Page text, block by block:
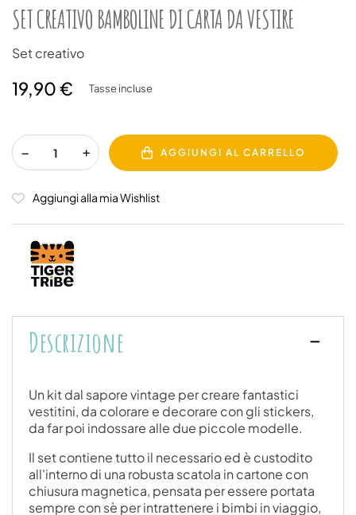
SET CREATIVO BAMBOLINE DI CARTA DA VESTIRE
Set creativo
19,90 € Tasse incluse
AGGIUNGI AL CARRELLO
Aggiungi alla mia Wishlist
Descrizione
Un kit dal sapore vintage per creare fantastici
vestitini, da colorare e decorare con gli stickers,
da far poi indossare alle due piccole modelle.
Il set contiene tutto il necessario ed è custodito
all'interno di una robusta scatola in cartone con
chiusura magnetica, pensata per essere portata
sempre con sè per intrattenere i bimbi in viaggio,